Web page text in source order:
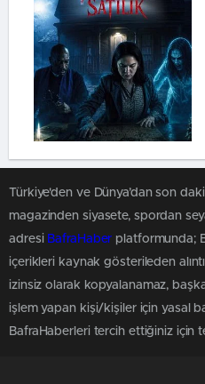
Türkiye'den ve Dünya’dan son
magazinden siyasete, spordan
adresi BafraHaber platformunda;
içerikleri kaynak gösterileden
izinsiz olarak kopyalanamaz,
işlem yapan kişi/kişiler için yasal
BafraHaberleri tercih ettiğiniz için